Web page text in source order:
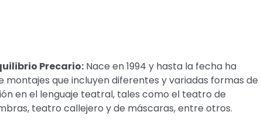
Precario: Nace en 1994 y hasta la fecha ha
montajes que incluyen diferentes y variadas formas de
en el lenguaje teatral, tales como el teatro de
teatro callejero y de máscaras, entre otros.